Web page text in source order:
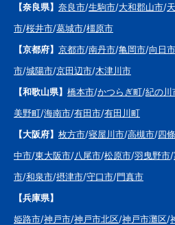
【奈良県】 奈良市/生駒市/大和郡山市/
市/桜井市/葛城市/橿原市
【京都府】 京都市/南丹市/亀岡市/向日市
市/城陽市/京田辺市/木津川市
【和歌山県】 橋本市/かつらぎ町/紀の川
美野町/海南市/有田市/有田川町
【大阪府】 枚方市/寝屋川市/高槻市/四
中市/東大阪市/八尾市/松原市/羽曳野市/
市/和泉市/摂津市/守口市/門真市
【兵庫県】
姫路市/神戸市/神戸市北区/神戸市灘区/